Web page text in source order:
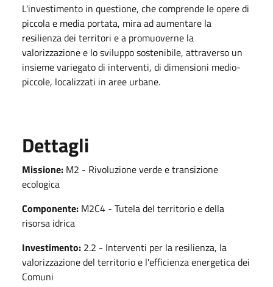
L'investimento in questione, che comprende le opere di
piccola e media portata, mira ad aumentare la
resilienza dei territori e a promuoverne la
valorizzazione e lo sviluppo sostenibile, attraverso un
insieme variegato di interventi, di dimensioni medio-
piccole, localizzati in aree urbane.
Dettagli
Missione: M2 - Rivoluzione verde e transizione
ecologica
Componente: M2C4 - Tutela del territorio e della
risorsa idrica
Investimento: 2.2 - Interventi per la resilienza, la
valorizzazione del territorio e l'efficienza energetica dei
Comuni